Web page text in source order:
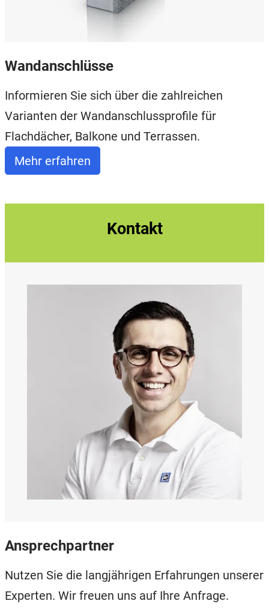
Wandanschlüsse
Informieren Sie sich über die zahlreichen
Varianten der Wandanschlussprofile für
Flachdächer, Balkone und Terrassen.
Mehr erfahren
Kontakt
Ansprechpartner
Nutzen Sie die langjährigen Erfahrungen unserer
Experten. Wir freuen uns auf Ihre Anfrage.